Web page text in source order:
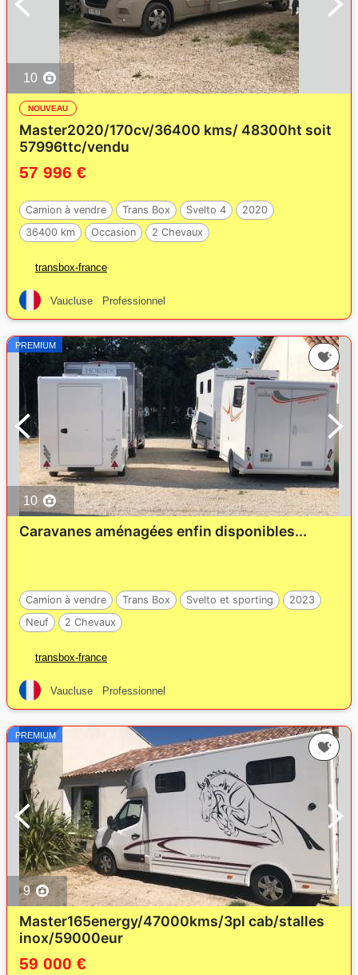
10
NOUVEAU
Master2020/170cv/36400 kms/ 48300ht soit
57996ttc/vendu
57 996 €
Camion à vendre Trans Box Svelto 4
2020
36400 km
Occasion 2 Chevaux
transbox-france
Vaucluse Professionnel
PREMIUM
10
Caravanes aménagées enfin disponibles...
Camion à vendre Trans Box Svelto et sporting
2023
Neuf
2 Chevaux
transbox-france
Vaucluse Professionnel
PREMIUM
9
Master165energy/47000kms/3pl cab/stalles
inox/59000eur
59 000 €